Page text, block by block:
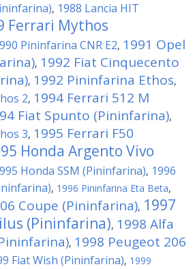
, 1988 Lancia HIT
Ferrari Mythos
Pininfarina CNR E2, 1991 Opel
, 1992 Fiat Cinquecento
, 1992 Pininfarina Ethos,
2, 1994 Ferrari 512 M
Fiat Spunto (Pininfarina),
3, 1995 Ferrari F50
Honda Argento Vivo
Honda SSM (Pininfarina), 1996
, 1996 Pininfarina Eta Beta,
Coupe (Pininfarina), 1997
(Pininfarina), 1998 Alfa
, 1998 Peugeot 206
Fiat Wish (Pininfarina), 1999